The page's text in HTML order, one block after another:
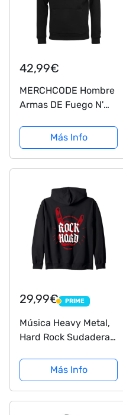
42,99€
MERCHCODE Hombre
Armas DE Fuego N'
con Capucha - Negro,
L
Más Info
29,99€ PRIME
PRIME
Música Heavy Metal,
Hard Rock Sudadera
Más Info